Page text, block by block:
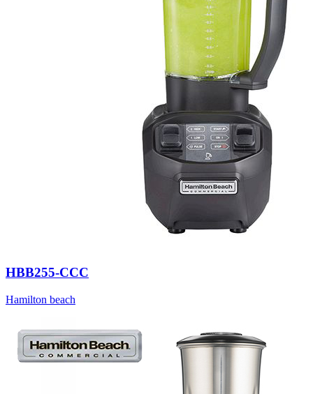
HBB255-CCC
Hamilton beach